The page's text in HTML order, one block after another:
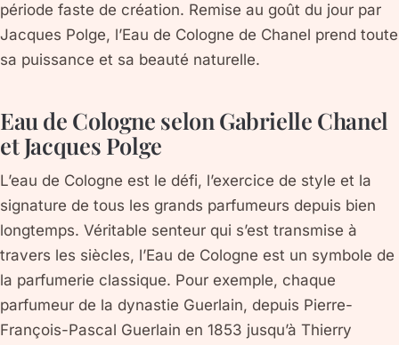
période faste de création. Remise au goût du jour par
Jacques Polge, l’Eau de Cologne de Chanel prend toute
sa puissance et sa beauté naturelle.
Eau de Cologne selon Gabrielle Chanel
et Jacques Polge
L’eau de Cologne est le défi, l’exercice de style et la
signature de tous les grands parfumeurs depuis bien
longtemps. Véritable senteur qui s’est transmise à
travers les siècles, l’Eau de Cologne est un symbole de
la parfumerie classique. Pour exemple, chaque
parfumeur de la dynastie Guerlain, depuis Pierre-
François-Pascal Guerlain en 1853 jusqu’à Thierry